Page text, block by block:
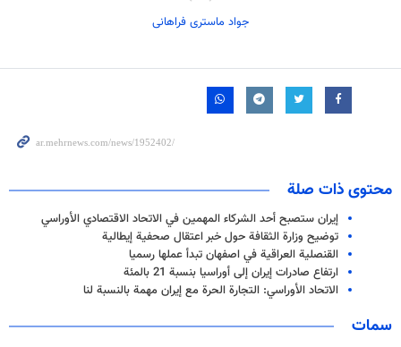
جواد ماستری فراهانی
محتوى ذات صلة
إيران ستصبح أحد الشركاء المهمين في الاتحاد الاقتصادي الأوراسي
توضيح وزارة الثقافة حول خبر اعتقال صحفية إيطالية
القنصلية العراقية في اصفهان تبدأ عملها رسميا
ارتفاع صادرات إيران إلى أوراسيا بنسبة 21 بالمئة
الاتحاد الأوراسي: التجارة الحرة مع إيران مهمة بالنسبة لنا
سمات